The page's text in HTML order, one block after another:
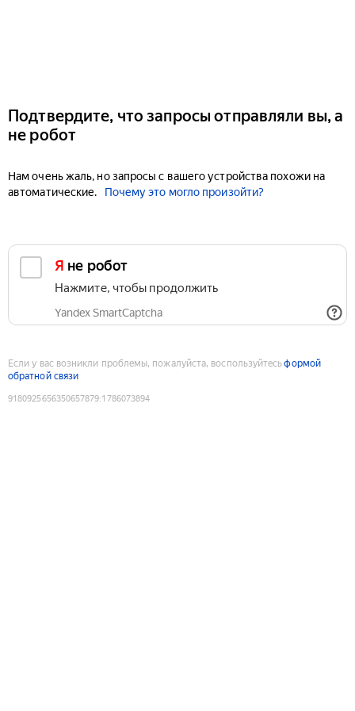
Подтвердите, что запросы отправляли вы, а
не робот
Нам очень жаль, но запросы с вашего устройства похожи на
автоматические.
Почему это могло произойти?
Я не робот
Нажмите, чтобы продолжить
Yandex SmartCaptcha
Если у вас возникли проблемы, пожалуйста, воспользуйтесьформой
обратной связи
9180925656350657879:1786073894